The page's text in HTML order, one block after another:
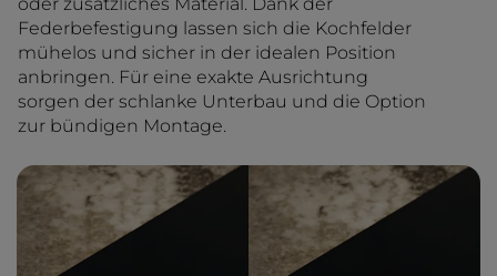
Federbefestigung lassen sich die Kochfelder
mühelos und sicher in der idealen Position
anbringen. Für eine exakte Ausrichtung
sorgen der schlanke Unterbau und die Option
zur bündigen Montage.